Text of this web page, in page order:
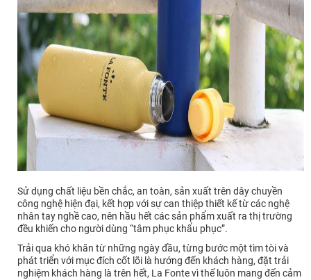
Sử dụng chất liệu bền chắc, an toàn, sản xuất trên dây chuyền
công nghệ hiện đại, kết hợp với sự can thiệp thiết kế từ các nghệ
nhân tay nghề cao, nên hầu hết các sản phẩm xuất ra thị trường
đều khiến cho người dùng “tâm phục khẩu phục”.
Trải qua khó khăn từ những ngày đầu, từng bước một tìm tòi và
phát triển với mục đích cốt lõi là hướng đến khách hàng, đặt trải
nghiệm khách hàng là trên hết, La Fonte vì thế luôn mang đến cảm